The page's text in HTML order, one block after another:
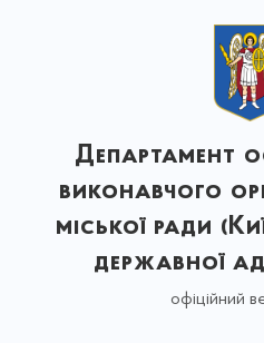
Департамент
виконавчого
міської ради
державної
офіційний